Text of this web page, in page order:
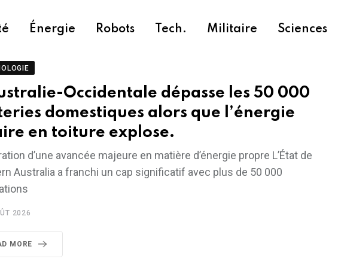
Énergie Robots Tech. Militaire Sciences
Occidentale dépasse les 50 000
domestiques alors que l’énergie
en toiture explose.
d’une avancée majeure en matière d’énergie propre L’État de
Australia a franchi un cap significatif avec plus de 50 000
2026
MORE